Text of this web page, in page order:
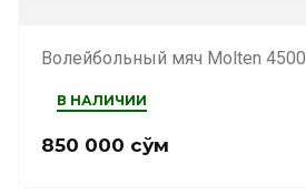
Волейбольный мяч Molten 4500
В НАЛИЧИИ
850 000 сўм